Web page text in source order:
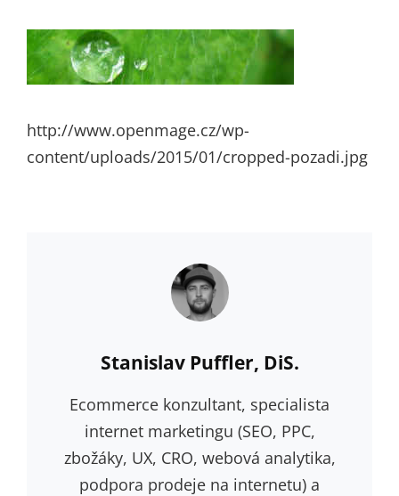
http://www.openmage.cz/wp-
content/uploads/2015/01/cropped-pozadi.jpg
Author:
Stanislav Puffler, DiS.
Ecommerce konzultant, specialista
internet marketingu (SEO, PPC,
zbožáky, UX, CRO, webová analytika,
podpora prodeje na internetu) a